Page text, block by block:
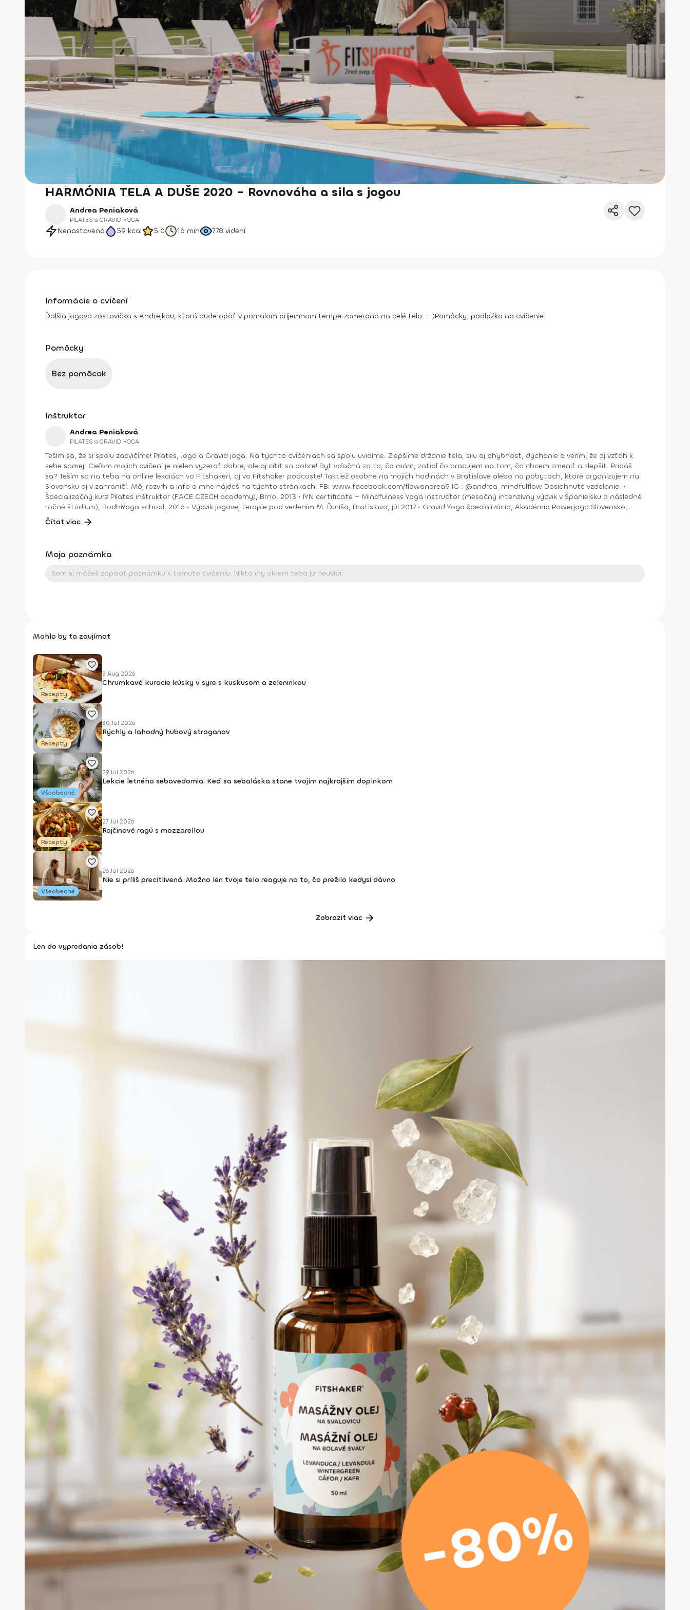
HARMÓNIA TELA A DUŠE 2020 - Rovnováha a sila s jogou
Andrea Peniaková
PILATES a GRAVID YOGA
Nenastavená 59 kcal 5.0 16 min 778 videní
Informácie o cvičení
Ďalšia jogová zostavička s Andrejkou, ktorá bude opäť v pomalom príjemnom tempe zameraná na celé telo. :-)Pomôcky: podložka na cvičenie
Pomôcky
Bez pomôcok
Inštruktor
Andrea Peniaková
PILATES a GRAVID YOGA
Teším sa, že si spolu zacvičíme! Pilates, Joga a Gravid joga. Na týchto cvičeniach sa spolu uvidíme. Zlepšíme držanie tela, silu aj ohybnosť, dýchanie a verím, že aj vzťah k
sebe samej. Cieľom mojich cvičení je nielen vyzerať dobre, ale aj cítiť sa dobre! Byť vďačná za to, čo mám, zatiaľ čo pracujem na tom, čo chcem zmeniť a zlepšiť. Pridáš
sa? Teším sa na teba na online lekciách vo Fitshakeri, aj vo Fitshaker podcaste! Taktiež osobne na mojich hodinách v Bratislave alebo na pobytoch, ktoré organizujem na
Slovensku aj v zahraničí. Môj rozvrh a info o mne nájdeš na týchto stránkach: FB: www.facebook.com/flowandrea9 IG : @andrea_mindfulflow Dosiahnuté vzdelanie: •
Špecializačný kurz Pilates inštruktor (FACE CZECH academy), Brno, 2013 • IYN certificate – Mindfulness Yoga Instructor (mesačný intenzívny výcvik v Španielsku a následné
ročné štúdium), BodhiYoga school, 2016 • Výcvik jogovej terapie pod vedením M. Ďuriša, Bratislava, júl 2017 • Gravid Yoga špecializácia, Akadémia Powerjoga Slovensko,
Čítať viac
Moja poznámka
Mohlo by ťa zaujímať
Recepty
3 Aug 2026
Chrumkavé kuracie kúsky v syre s kuskusom a zeleninkou
Recepty
30 Júl 2026
Rýchly a lahodný hubový stroganov
Všeobecné
29 Júl 2026
Lekcie letného sebavedomia: Keď sa sebaláska stane tvojím najkrajším doplnkom
Recepty
27 Júl 2026
Rajčinové ragú s mozzarellou
Všeobecné
26 Júl 2026
Nie si príliš precitlivená. Možno len tvoje telo reaguje na to, čo prežilo kedysi dávno
Zobraziť viac
Len do vypredania zásob!